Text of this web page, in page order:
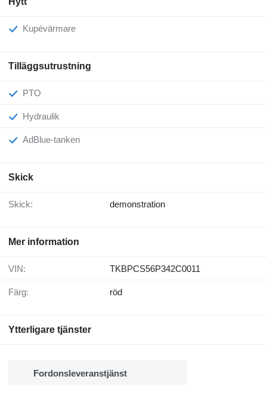
Kupévärmare
Tilläggsutrustning
PTO
Hydraulik
AdBlue-tanken
Skick
Skick: demonstration
Mer information
VIN: TKBPCS56P342C0011
Färg: röd
Ytterligare tjänster
Fordonsleveranstjänst